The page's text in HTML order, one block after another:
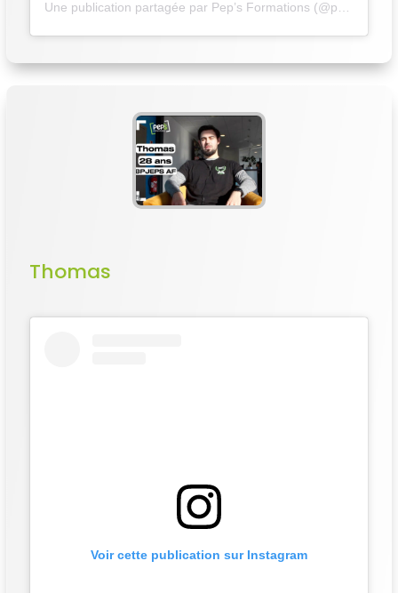
Une publication partagée par Pep’s Formations (@peps_formations)
Thomas
Voir cette publication sur Instagram